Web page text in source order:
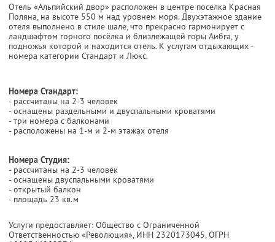
Отель «Альпийский двор» расположен в центре поселка Красная
Поляна, на высоте 550 м над уровнем моря. Двухэтажное здание
отеля выполнено в стиле шале, что прекрасно гармонирует с
ландшафтом горного посёлка и близлежащей горы Аибга, у
подножья которой и находится отель. К услугам отдыхающих -
номера категории Стандарт и Люкс.
Номера Стандарт:
- рассчитаны на 2-3 человек
- оснащены раздельными и двуспальными кроватями
- три номера с балконами
- расположены на 1-м и 2-м этажах отеля
Номера Студия:
- рассчитаны на 2-3 человек
- оснащены двуспальными кроватями
- открытый балкон
- площадь 23 кв.м
Услуги предоставляет: Общество с Ограниченной
Ответственностью «Революция», ИНН 2320173045, ОГРН